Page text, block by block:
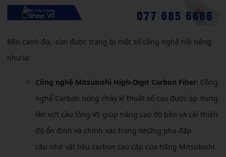
Bên cạnh đó, còn được trang bị một số công nghệ nổi tiếng
như là:
Công nghệ Mitsubishi High-Digit Carbon Fiber: Công
nghệ Carbon nóng chảy kĩ thuật số cao được áp dụng
lên vợt cầu lông VS giúp nâng cao độ bền và cải thiện
độ ổn định và chính xác trong những pha đập
cầu nhờ vật liệu carbon cao cấp của hãng Mitsubishi.